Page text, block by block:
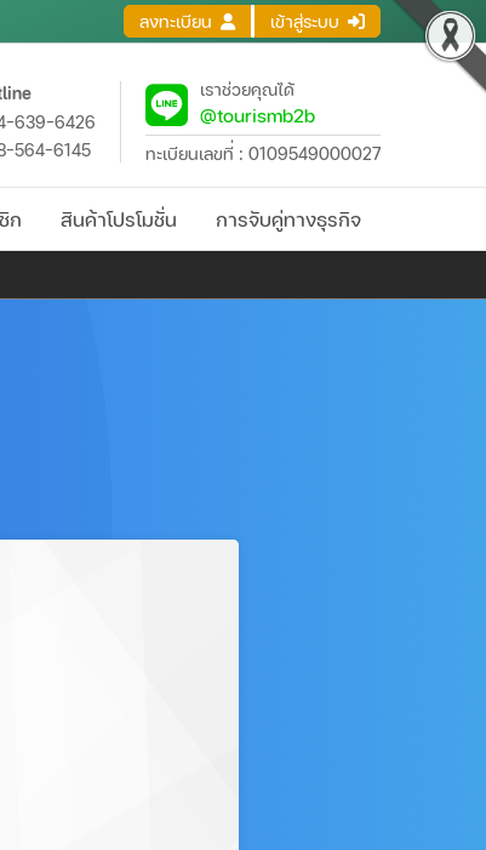
ลงทะเบียน เข้าสู่ระบบ
639-6426
564-6145
เราช่วยคุณได้
@tourismb2b
ทะเบียนเลขที่ : 0109549000027
ก สินค้าโปรโมชั่น การจับคู่ทางธุรกิจ